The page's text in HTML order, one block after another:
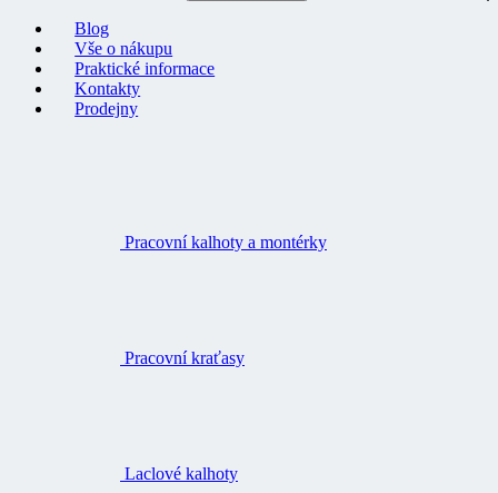
Blog
Vše o nákupu
Praktické informace
Kontakty
Prodejny
Pracovní kalhoty a montérky
Pracovní kraťasy
Laclové kalhoty